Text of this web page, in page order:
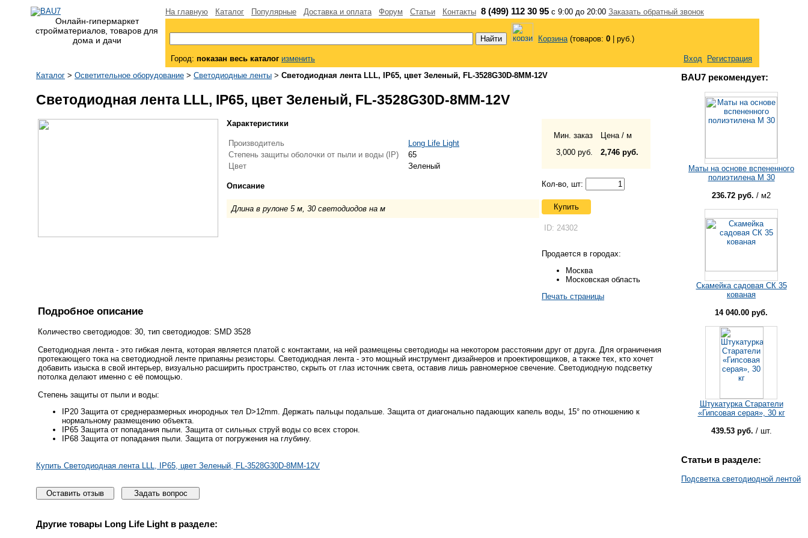
Онлайн-гипермаркет
стройматериалов, товаров для
дома и дачи
На главную Каталог Популярные Доставка и оплата Форум Статьи Контакты 8 (499) 112 30 95 с 9:00 до 20:00 Заказать обратный звонок
Корзина(товаров: 0 руб.)
Город: показан весь каталог изменить Вход
Регистрация
Каталог > Осветительное оборудование > Светодиодные ленты > Светодиодная лента LLL, IP65, цвет Зеленый, FL-3528G30D-8MM-12V
Светодиодная лента LLL, IP65, цвет Зеленый, FL-3528G30D-8MM-12V
Характеристики
Производитель
Long Life Light
Степень защиты оболочки от пыли и воды (IP)
65
Цвет
Зеленый
Описание
Длина в рулоне 5 м, 30 светодиодов на м
Мин. заказ
Цена / м
3,000 руб.
2,746 руб.
Кол-во, шт:
Купить
ID: 24302
Продается в городах:
Москва
Московская область
Печать страницы
Подробное описание
Количество светодиодов: 30, тип светодиодов: SMD 3528
Светодиодная лента - это гибкая лента, которая является платой с контактами, на ней размещены светодиоды на некотором расстоянии друг от друга. Для ограничения
протекающего тока на светодиодной ленте припаяны резисторы. Светодиодная лента - это мощный инструмент дизайнеров и проектировщиков, а также тех, кто хочет
добавить изыска в свой интерьер, визуально расширить пространство, скрыть от глаз источник света, оставив лишь равномерное свечение. Светодиодную подсветку
потолка делают именно с её помощью.
Степень защиты от пыли и воды:
IP20 Защита от среднеразмерных инородных тел D>12mm. Держать пальцы подальше. Защита от диагонально падающих капель воды, 15° по отношению к
нормальному размещению объекта.
IP65 Защита от попадания пыли. Защита от сильных струй воды со всех сторон.
IP68 Защита от попадания пыли. Защита от погружения на глубину.
Купить Светодиодная лента LLL, IP65, цвет Зеленый, FL-3528G30D-8MM-12V
Оставить отзыв Задать вопрос
Другие товары Long Life Light в разделе:
BAU7 рекомендует:
Маты на основе вспененного
полиэтилена М 30
236.72 руб. / м2
Скамейка садовая СК 35
кованая
14 040.00 руб.
Штукатурка Старатели
«Гипсовая серая», 30 кг
439.53 руб. / шт.
Статьи в разделе:
Подсветка светодиодной лентой